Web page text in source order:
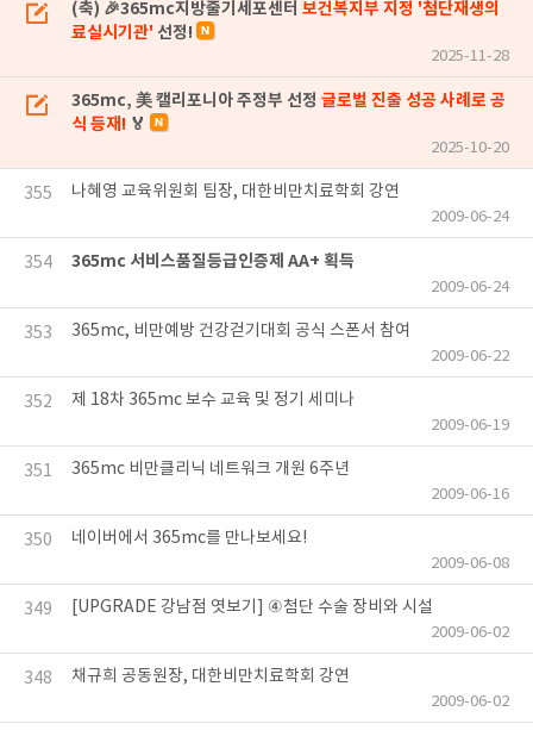
(축) 🎉365mc지방줄기세포센터 보건복지부 지정 '첨단재생의
료실시기관' 선정!
2025-11-28
365mc, 美 캘리포니아 주정부 선정 글로벌 진출 성공 사례로 공
식 등재! 🏅
2025-10-20
355 나혜영 교육위원회 팀장, 대한비만치료학회 강연
2009-06-24
354 365mc 서비스품질등급인증제 AA+ 획득
2009-06-24
353 365mc, 비만예방 건강걷기대회 공식 스폰서 참여
2009-06-22
352 제 18차 365mc 보수 교육 및 정기 세미나
2009-06-19
351 365mc 비만클리닉 네트워크 개원 6주년
2009-06-16
350 네이버에서 365mc를 만나보세요!
2009-06-08
349 [UPGRADE 강남점 엿보기] ④첨단 수술 장비와 시설
2009-06-02
348 채규희 공동원장, 대한비만치료학회 강연
2009-06-02